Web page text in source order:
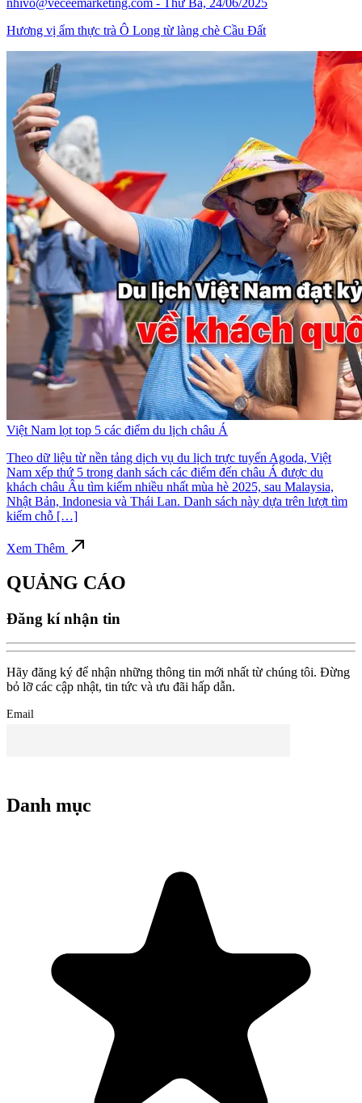
Hương vị ẩm thực trà Ô Long từ làng chè Cầu Đất
Việt Nam lọt top 5 các điểm du lịch châu Á
Theo dữ liệu từ nền tảng dịch vụ du lịch trực tuyến Agoda, Việt
Nam xếp thứ 5 trong danh sách các điểm đến châu Á được du
khách châu Âu tìm kiếm nhiều nhất mùa hè 2025, sau Malaysia,
Nhật Bản, Indonesia và Thái Lan. Danh sách này dựa trên lượt tìm
kiếm chỗ […]
Xem Thêm
QUẢNG CÁO
Đăng kí nhận tin
Hãy đăng ký để nhận những thông tin mới nhất từ chúng tôi. Đừng
bỏ lỡ các cập nhật, tin tức và ưu đãi hấp dẫn.
Email
Danh mục